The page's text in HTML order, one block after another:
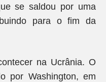
se saldou por uma
para o fim da
na Ucrânia. O
por Washington, em